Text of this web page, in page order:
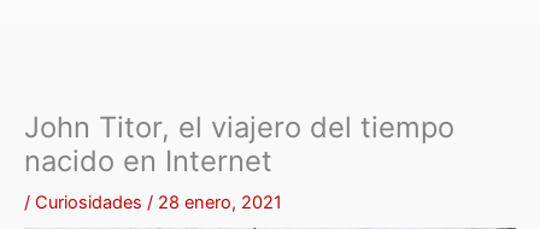
John Titor, el viajero del tiempo
nacido en Internet
/ Curiosidades / 28 enero, 2021